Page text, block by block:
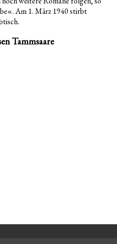
Am 1. März 1940 stirbt
Tammsaare